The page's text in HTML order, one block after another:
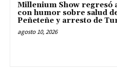
Millenium Show regresó
con humor sobre salud
Peñeteñe y arresto de
agosto 10, 2026